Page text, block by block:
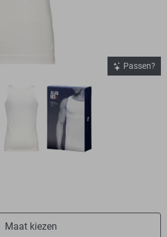
Passen?
Maat kiezen